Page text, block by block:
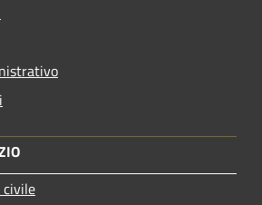
civile